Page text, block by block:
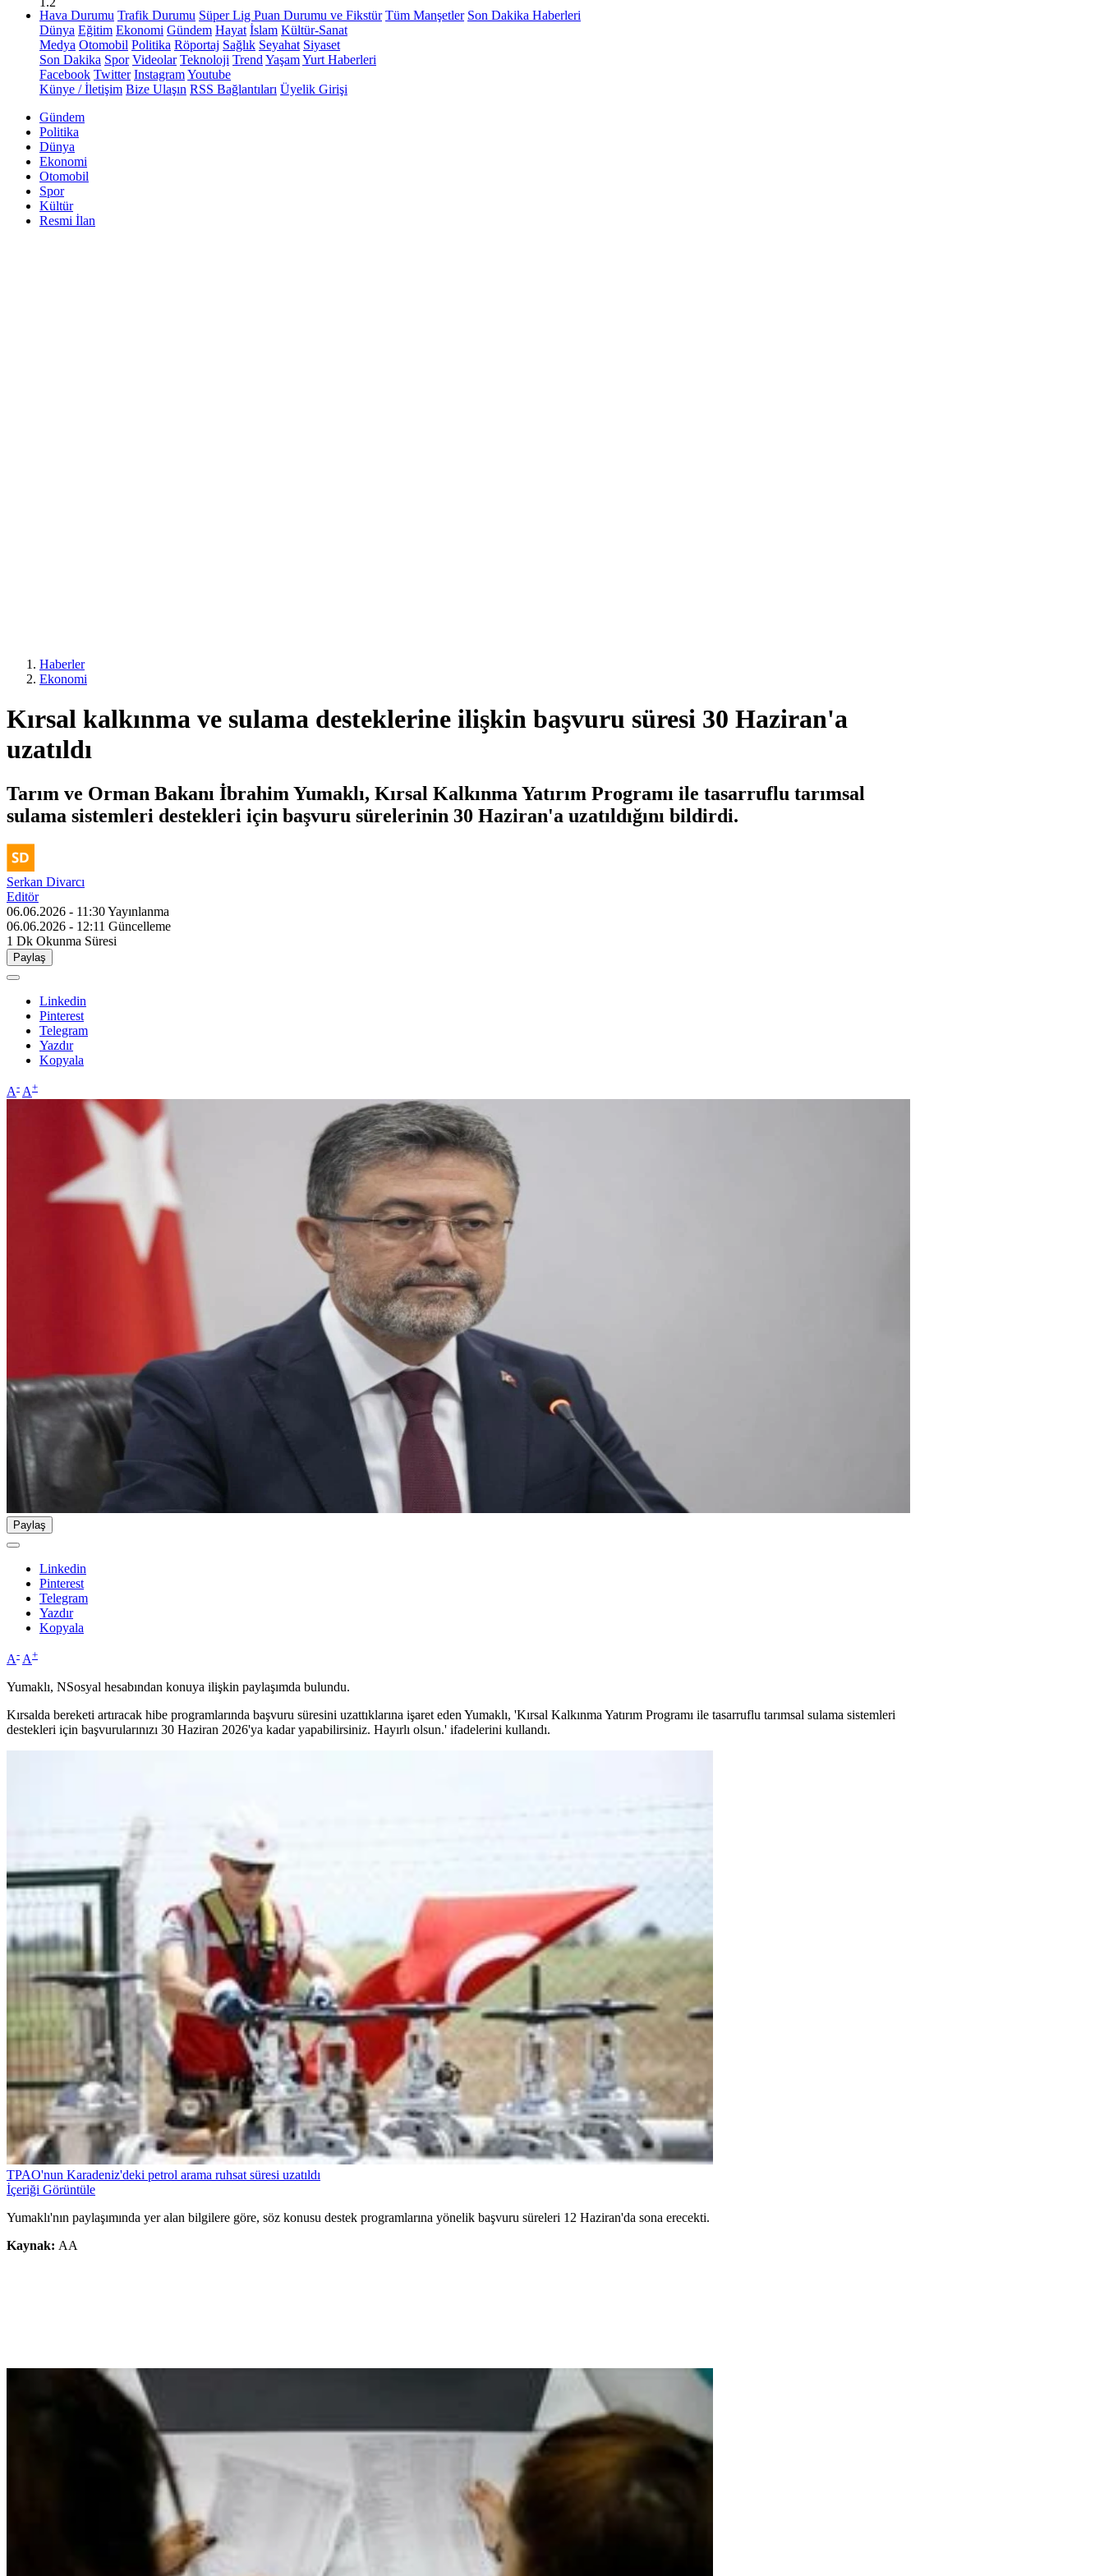
Hava Durumu Trafik Durumu Süper Lig Puan Durumu ve Fikstür Tüm Manşetler Son Dakika Haberleri
Dünya Eğitim Ekonomi Gündem Hayat İslam Kültür-Sanat
Medya Otomobil Politika Röportaj Sağlık Seyahat Siyaset
Son Dakika Spor Videolar Teknoloji Trend YaşamYurt Haberleri
Facebook Twitter InstagramYoutube
Künye / İletişim Bize Ulaşın RSS Bağlantıları Üyelik Girişi
Gündem
Politika
Dünya
Ekonomi
Otomobil
Spor
Kültür
Resmi İlan
Haberler
Ekonomi
Kırsal kalkınma ve sulama desteklerine ilişkin başvuru süresi 30 Haziran'a
uzatıldı
Tarım ve Orman Bakanı İbrahim Yumaklı, Kırsal Kalkınma Yatırım Programı ile tasarruflu tarımsal
sulama sistemleri destekleri için başvuru sürelerinin 30 Haziran'a uzatıldığını bildirdi.
Serkan Divarcı
Editör
06.06.2026 - 11:30Yayınlanma
06.06.2026 - 12:11 Güncelleme
1 Dk Okunma Süresi
Paylaş
Linkedin
Pinterest
Telegram
Yazdır
Kopyala
A- A+
Paylaş
Linkedin
Pinterest
Telegram
Yazdır
Kopyala
A- A+
Yumaklı, NSosyal hesabından konuya ilişkin paylaşımda bulundu.
Kırsalda bereketi artıracak hibe programlarında başvuru süresini uzattıklarına işaret eden Yumaklı, 'Kırsal Kalkınma Yatırım Programı ile tasarruflu tarımsal sulama sistemleri
destekleri için başvurularınızı 30 Haziran 2026'ya kadar yapabilirsiniz. Hayırlı olsun.' ifadelerini kullandı.
TPAO'nun Karadeniz'deki petrol arama ruhsat süresi uzatıldı
İçeriği Görüntüle
Yumaklı'nın paylaşımında yer alan bilgilere göre, söz konusu destek programlarına yönelik başvuru süreleri 12 Haziran'da sona erecekti.
Kaynak: AA